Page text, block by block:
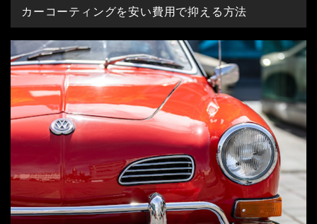
カーコーティングを安い費用で抑える方法